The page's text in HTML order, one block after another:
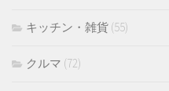
キッチン・雑貨 (55)
クルマ (72)